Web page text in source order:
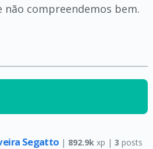
não compreendemos bem.
Segatto | 892.9k xp | 3 posts